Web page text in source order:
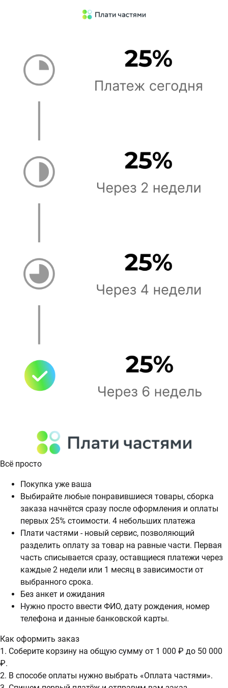
Всё просто
Покупка уже ваша
Выбирайте любые понравившиеся товары, сборка
заказа начнётся сразу после оформления и оплаты
первых 25% стоимости. 4 небольших платежа
Плати частями - новый сервис, позволяющий
разделить оплату за товар на равные части. Первая
часть списывается сразу, оставщиеся платежи через
каждые 2 недели или 1 месяц в зависимости от
выбранного срока.
Без анкет и ожидания
Нужно просто ввести ФИО, дату рождения, номер
телефона и данные банковской карты.
Как оформить заказ
1. Соберите корзину на общую сумму от 1 000 ₽ до 50 000
₽.
2. В способе оплаты нужно выбрать «Оплата частями».